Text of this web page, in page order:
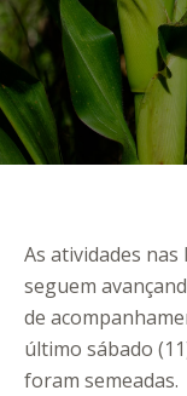
As atividades
seguem
de
último sábado
foram